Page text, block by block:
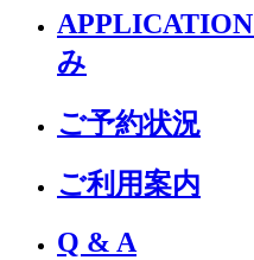
APPLICATION
み
ご予約状況
ご利用案内
Q & A